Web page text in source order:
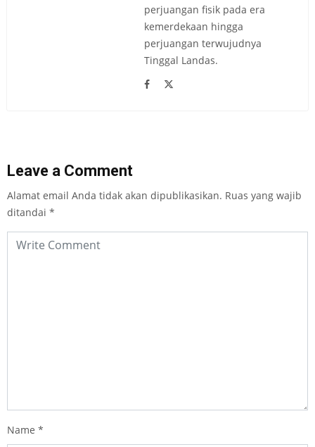
perjuangan fisik pada era
kemerdekaan hingga
perjuangan terwujudnya
Tinggal Landas.
Leave a Comment
Alamat email Anda tidak akan dipublikasikan. Ruas yang wajib
ditandai *
Name *